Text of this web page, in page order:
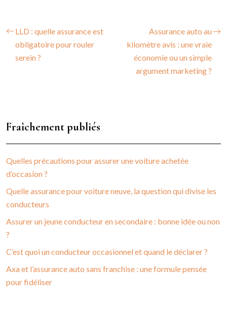
LLD : quelle assurance est
obligatoire pour rouler
serein ?
Assurance auto au
kilomètre avis : une vraie
économie ou un simple
argument marketing ?
Fraîchement publiés
Quelles précautions pour assurer une voiture achetée
d’occasion ?
Quelle assurance pour voiture neuve, la question qui divise les
conducteurs
Assurer un jeune conducteur en secondaire : bonne idée ou non
?
C’est quoi un conducteur occasionnel et quand le déclarer ?
Axa et l’assurance auto sans franchise : une formule pensée
pour fidéliser